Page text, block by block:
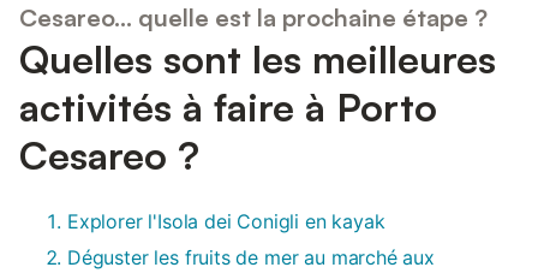
Cesareo... quelle est la prochaine étape ?
Quelles sont les meilleures
activités à faire à Porto
Cesareo ?
Explorer l'Isola dei Conigli en kayak
Déguster les fruits de mer au marché aux